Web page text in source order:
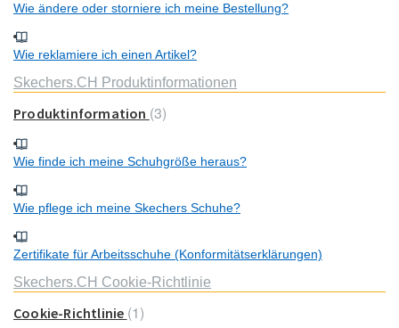
Wie ändere oder storniere ich meine Bestellung?
Wie reklamiere ich einen Artikel?
Skechers.CH Produktinformationen
Produktinformation 3
Wie finde ich meine Schuhgröße heraus?
Wie pflege ich meine Skechers Schuhe?
Zertifikate für Arbeitsschuhe (Konformitätserklärungen)
Skechers.CH Cookie-Richtlinie
Cookie-Richtlinie 1